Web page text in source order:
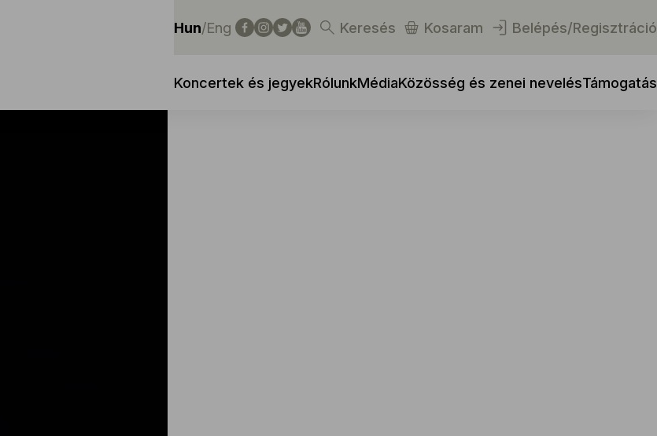
Hun/Eng Keresés Kosaram Belépés/Regisztráció
Koncertek és jegyekRólunkMédiaKözösség és zenei nevelésTámogatás